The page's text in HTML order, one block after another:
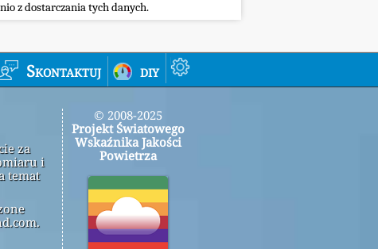
z dostarczania tych danych.
Skontaktuj diy
za
i
temat
© 2008-2025
Projekt Światowego
Wskaźnika Jakości
Powietrza